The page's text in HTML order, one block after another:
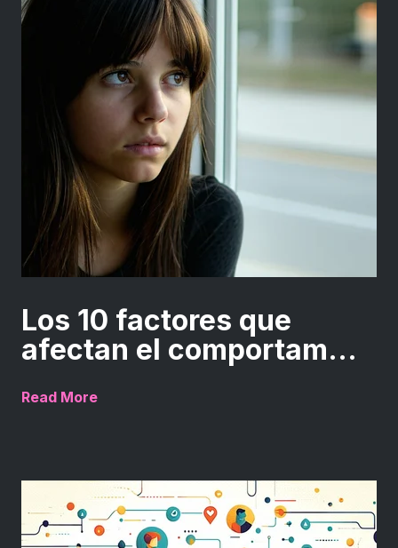
Los 10 factores que
afectan el comportam...
Read More